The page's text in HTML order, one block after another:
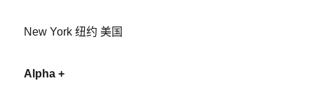
New York 纽约 美国
Alpha +